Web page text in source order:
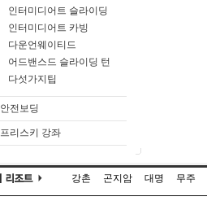
인터미디어트 슬라이딩
인터미디어트 카빙
다운언웨이티드
어드밴스드 슬라이딩 턴
다섯가지팁
안전보딩
프리스키 강좌
강촌 곤지암 대명 무주